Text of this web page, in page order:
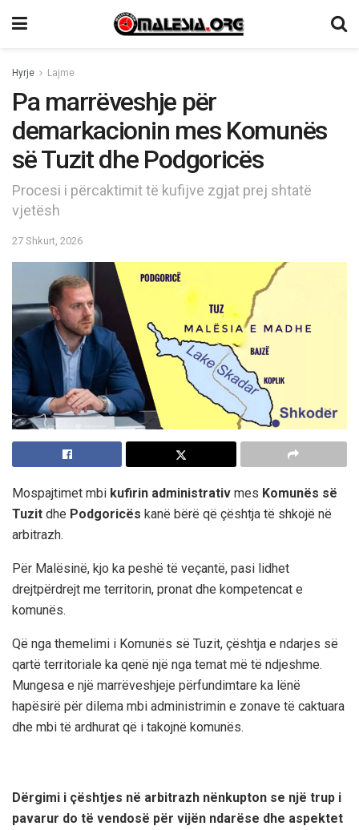
Hyrje Lajme
Pa marrëveshje për
demarkacionin mes Komunës
së Tuzit dhe Podgoricës
Procesi i përcaktimit të kufijve zgjat prej shtatë
vjetësh
27 Shkurt, 2026
Mospajtimet mbi kufirin administrativ mes Komunës së
Tuzit dhe Podgoricës kanë bërë që çështja të shkojë në
arbitrazh.
Për Malësinë, kjo ka peshë të veçantë, pasi lidhet
drejtpërdrejt me territorin, pronat dhe kompetencat e
komunës.
Që nga themelimi i Komunës së Tuzit, çështja e ndarjes së
qartë territoriale ka qenë një nga temat më të ndjeshme.
Mungesa e një marrëveshjeje përfundimtare ka lënë
hapësirë për dilema mbi administrimin e zonave të caktuara
dhe mbi të ardhurat që i takojnë komunës.
Dërgimi i çështjes në arbitrazh nënkupton se një trup i
pavarur do të vendosë për vijën ndarëse dhe aspektet